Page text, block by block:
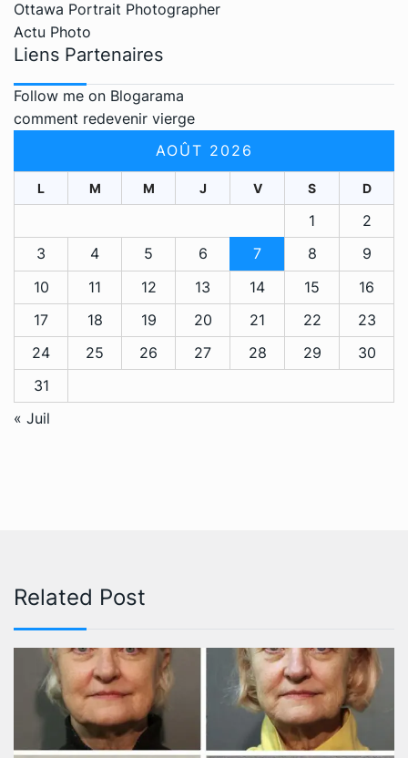
Ottawa Portrait Photographer
Actu Photo
Liens Partenaires
Follow me on Blogarama
comment redevenir vierge
AOÛT 2026
L M M J V S D
1
2
3
4 5 6 7 8
9
10
11 12 13 14 15
16
17
18 19 20 21 22
23
24
25 26 27 28 29
30
31
« Juil
Related Post